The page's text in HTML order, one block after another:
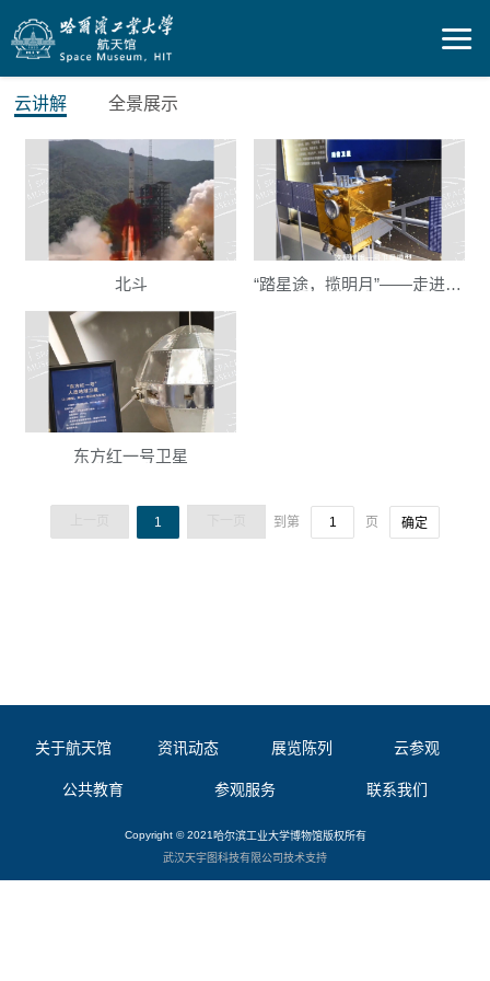
云讲解 全景展示
北斗 “踏星途，揽明月”——走进嫦娥工程
东方红一号卫星
1 到第 页 确定
关于航天馆 资讯动态 展览陈列 云参观
公共教育 参观服务 联系我们
Copyright © 2021 哈尔滨工业大学博物馆版权所有
武汉天宇图科技有限公司技术支持